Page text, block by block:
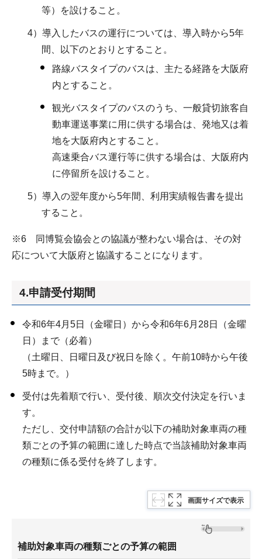
等）を設けること。
4）導入したバスの運行については、導入時から5年
間、以下のとおりとすること。
路線バスタイプのバスは、主たる経路を大阪府
内とすること。
観光バスタイプのバスのうち、一般貸切旅客自
動車運送事業に用に供する場合は、発地又は着
地を大阪府内とすること。
高速乗合バス運行等に供する場合は、大阪府内
に停留所を設けること。
5）導入の翌年度から5年間、利用実績報告書を提出
すること。
※6 同博覧会協会との協議が整わない場合は、その対
応について大阪府と協議することになります。
4.申請受付期間
令和6年4月5日（金曜日）から令和6年6月28日（金曜
日）まで（必着）
（土曜日、日曜日及び祝日を除く。午前10時から午後
5時まで。）
受付は先着順で行い、受付後、順次交付決定を行いま
す。
ただし、交付申請額の合計が以下の補助対象車両の種
類ごとの予算の範囲に達した時点で当該補助対象車両
の種類に係る受付を終了します。
画面サイズで表示
補助対象車両の種類ごとの予算の範囲